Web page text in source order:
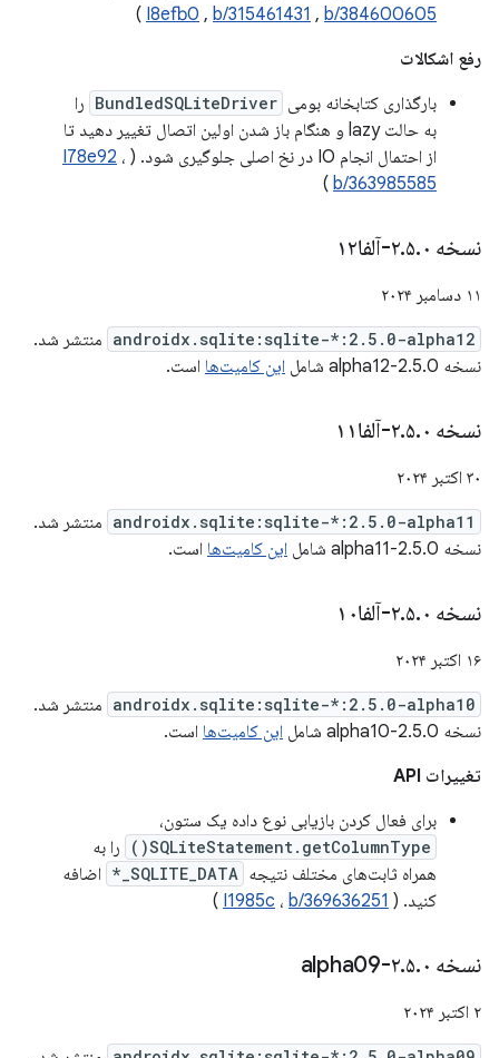
I8efb0 , b/315461431 , b/384600605
)
رفع اشکالات
بارگذاری کتابخانه بومی BundledSQLiteDriver را
به حالت lazy و هنگام باز شدن اولین اتصال تغییر دهید تا
از احتمال انجام IO در نخ اصلی جلوگیری شود. (
I78e92 ،
b/363985585
)
نسخه ۲ .۵.۰-آلفا۱۲
۱۱ دسامبر ۲۰۲۴
androidx.sqlite:sqlite-*:2.5.0-alpha12 منتشر شد.
نسخه 2.5.0-alpha12 شامل
این کامیت‌ها است.
نسخه ۲ .۵.۰-آلفا۱۱
۳۰ اکتبر ۲۰۲۴
androidx.sqlite:sqlite-*:2.5.0-alpha11 منتشر شد.
نسخه 2.5.0-alpha11 شامل
این کامیت‌ها است.
نسخه ۲ .۵.۰-آلفا۱۰
۱۶ اکتبر ۲۰۲۴
androidx.sqlite:sqlite-*:2.5.0-alpha10 منتشر شد.
نسخه 2.5.0-alpha10 شامل
این کامیت‌ها است.
تغییرات API
برای فعال کردن بازیابی نوع داده یک ستون،
SQLiteStatement.getColumnType()
را به
همراه ثابت‌های مختلف نتیجه SQLITE_DATA_*
اضافه
کنید. (
I1985c ، b/369636251
)
نسخه ۲ .۵.۰-alpha09
۲ اکتبر ۲۰۲۴